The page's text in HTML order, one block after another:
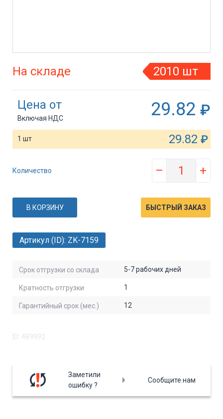
Артикул (ID): ZK-7159
Срок отгрузки со склада 5-7 рабочих дней
Кратность отгрузки 1
Гарантийный срок (мес.) 12
ID: 489992
На складе 2010 шт
Цена от
Включая НДС 29.82 ₽
1 шт 29.82 ₽
Количество – +
В КОРЗИНУ БЫСТРЫЙ ЗАКАЗ
Заметили
ошибку ?
Сообщите нам